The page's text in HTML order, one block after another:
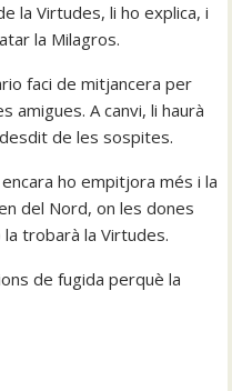
la Virtudes, li ho explica, i
la Milagros.
faci de mitjancera per
amigues. A canvi, li haurà
de les sospites.
ho empitjora més i la
del Nord, on les dones
trobarà la Virtudes.
de fugida perquè la